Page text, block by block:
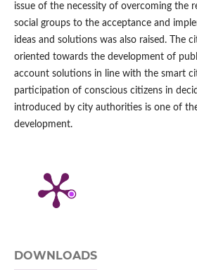
issue of the necessity of overcoming the
social groups to the acceptance and
ideas and solutions was also raised. The
oriented towards the development of
account solutions in line with the smart
participation of conscious citizens in
introduced by city authorities is one of
development.
DOWNLOADS